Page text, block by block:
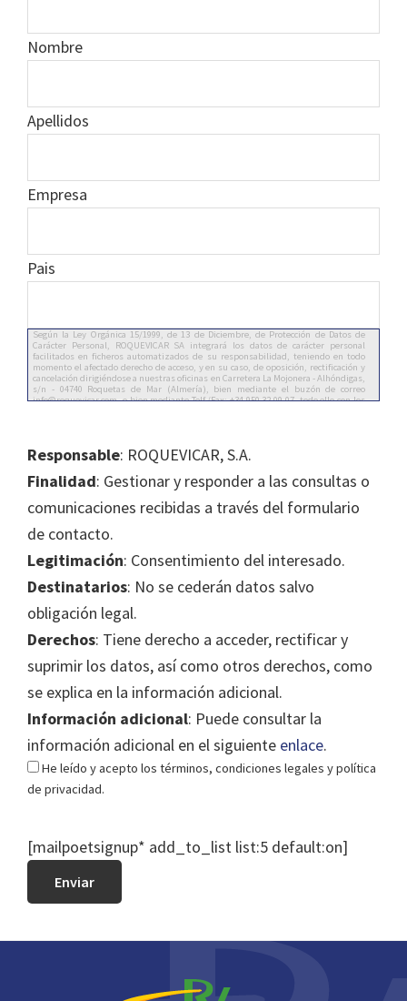
Nombre
Apellidos
Empresa
Pais
Responsable: ROQUEVICAR, S.A.
Finalidad: Gestionar y responder a las consultas o
comunicaciones recibidas a través del formulario
de contacto.
Legitimación: Consentimiento del interesado.
Destinatarios: No se cederán datos salvo
obligación legal.
Derechos: Tiene derecho a acceder, rectificar y
suprimir los datos, así como otros derechos, como
se explica en la información adicional.
Información adicional: Puede consultar la
información adicional en el siguiente enlace.
He leído y acepto los términos, condiciones legales y política
de privacidad.
[mailpoetsignup* add_to_list list:5 default:on]